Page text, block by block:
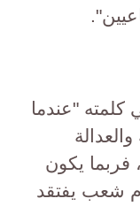
كلمته "عندما
فربما يكون
شعب يفتقد